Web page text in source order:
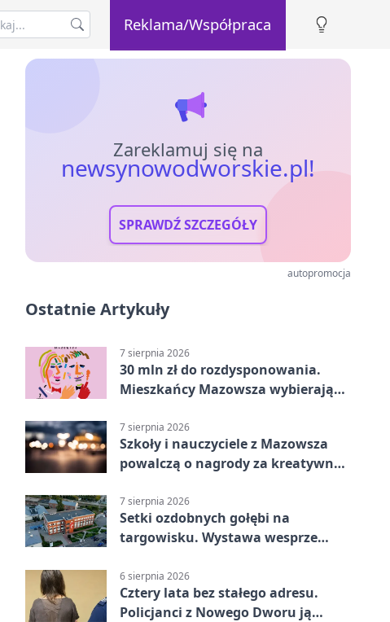
Reklama/Współpraca
Zareklamuj się na
newsynowodworskie.pl!
SPRAWDŹ SZCZEGÓŁY
autopromocja
Ostatnie Artykuły
7 sierpnia 2026
30 mln zł do rozdysponowania.
Mieszkańcy Mazowsza wybierają
7 sierpnia 2026
Szkoły i nauczyciele z Mazowsza
powalczą o nagrody za kreatywną
7 sierpnia 2026
Setki ozdobnych gołębi na
targowisku. Wystawa wesprze
6 sierpnia 2026
Cztery lata bez stałego adresu.
Policjanci z Nowego Dworu ją